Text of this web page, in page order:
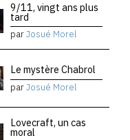
9/11, vingt ans plus
tard
parJosué Morel
Le mystère Chabrol
parJosué Morel
Lovecraft, un cas
moral